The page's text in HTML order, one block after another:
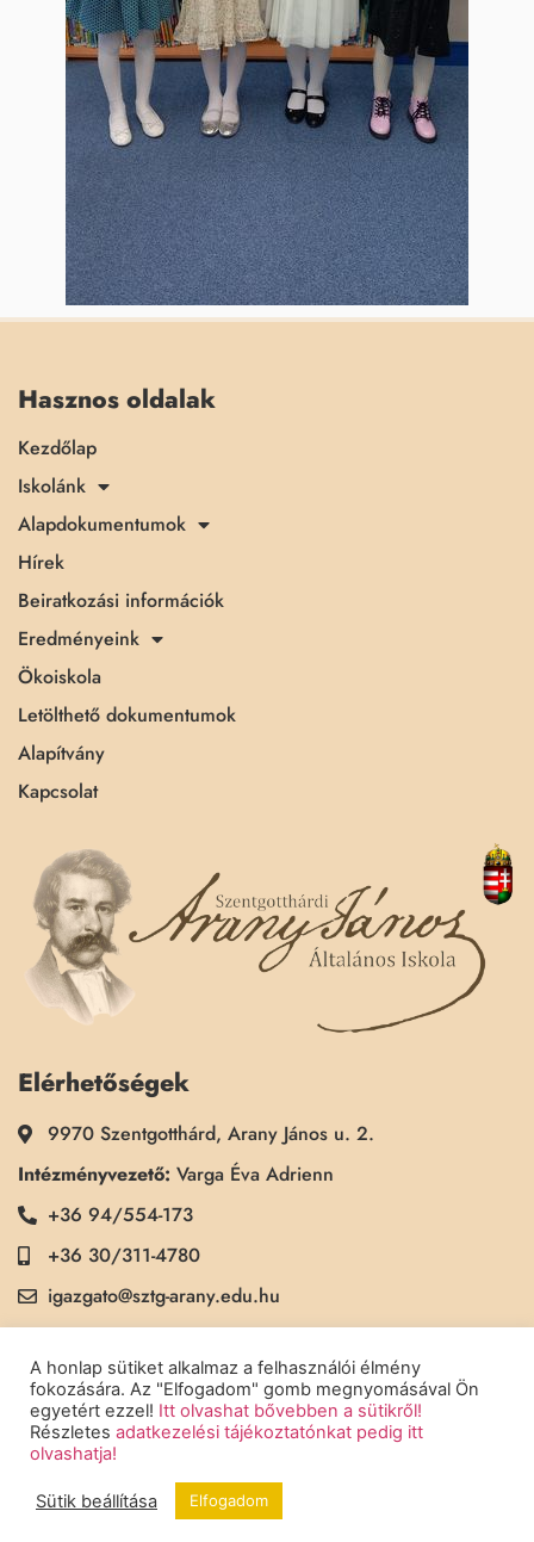
Hasznos oldalak
Kezdőlap
Iskolánk
Alapdokumentumok
Hírek
Beiratkozási információk
Eredményeink
Ökoiskola
Letölthető dokumentumok
Alapítvány
Kapcsolat
Elérhetőségek
9970 Szentgotthárd, Arany János u. 2.
Intézményvezető: Varga Éva Adrienn
+36 94/554-173
+36 30/311-4780
igazgato@sztg-arany.edu.hu
Titkárság:Kimmel Kinga
+36 30/311-5790
titkarsag@sztg-arany.edu.hu
Copyright © 2022 Szentgotthárdi Arany János Általános Iskola - Minden
A honlap sütiket alkalmaz a felhasználói élmény
fokozására. Az "Elfogadom" gomb megnyomásával Ön
egyetért ezzel! Itt olvashat bővebben a sütikről!
Részletes adatkezelési tájékoztatónkat pedig itt
olvashatja!
Sütik beállítása Elfogadom